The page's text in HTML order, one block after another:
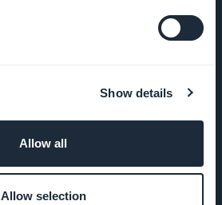
Show details
Allow all
Allow selection